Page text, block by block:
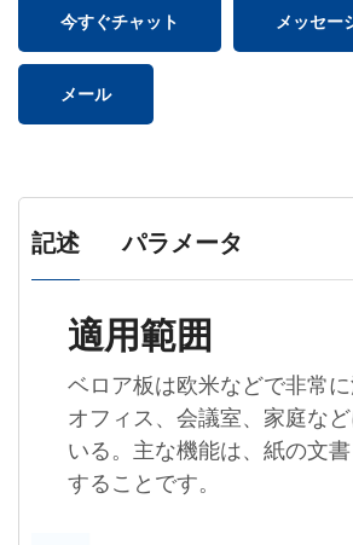
今すぐチャット メッセー
メール
記述 パラメータ
適用範囲
ベロア板は欧米などで非常に
オフィス、会議室、家庭な
いる。主な機能は、紙の文
することです。